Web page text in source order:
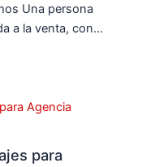
Una persona
a la venta, con…
para